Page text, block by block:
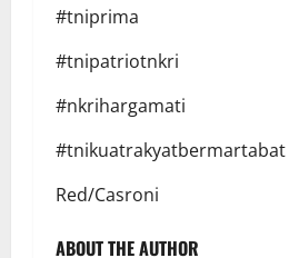
#tniprima
#tnipatriotnkri
#nkrihargamati
#tnikuatrakyatbermartabat
Red/Casroni
ABOUT THE AUTHOR